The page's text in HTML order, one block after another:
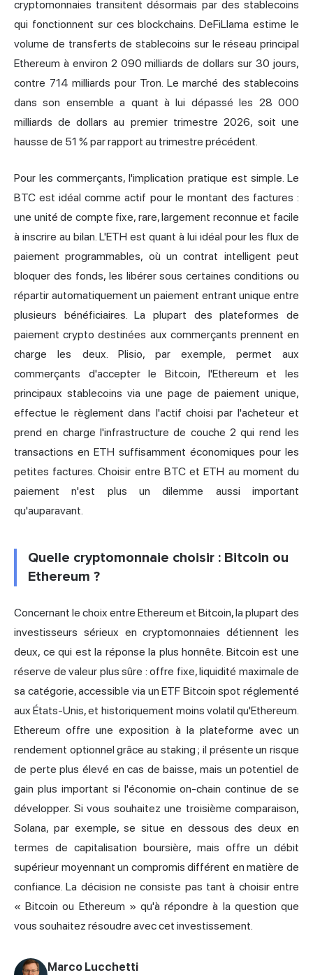
cryptomonnaies transitent désormais par des stablecoins
qui fonctionnent sur ces blockchains. DeFiLlama estime le
volume de transferts de stablecoins sur le réseau principal
Ethereum à environ 2 090 milliards de dollars sur 30 jours,
contre 714 milliards pour Tron. Le marché des stablecoins
dans son ensemble a quant à lui dépassé les 28 000
milliards de dollars au premier trimestre 2026, soit une
hausse de 51 % par rapport au trimestre précédent.
Pour les commerçants, l'implication pratique est simple. Le
BTC est idéal comme actif pour le montant des factures :
une unité de compte fixe, rare, largement reconnue et facile
à inscrire au bilan. L'ETH est quant à lui idéal pour les flux de
paiement programmables, où un contrat intelligent peut
bloquer des fonds, les libérer sous certaines conditions ou
répartir automatiquement un paiement entrant unique entre
plusieurs bénéficiaires. La plupart des plateformes de
paiement crypto destinées aux commerçants prennent en
charge les deux. Plisio, par exemple, permet aux
commerçants d'accepter le Bitcoin, l'Ethereum et les
principaux stablecoins via une page de paiement unique,
effectue le règlement dans l'actif choisi par l'acheteur et
prend en charge l'infrastructure de couche 2 qui rend les
transactions en ETH suffisamment économiques pour les
petites factures. Choisir entre BTC et ETH au moment du
paiement n'est plus un dilemme aussi important
qu'auparavant.
Quelle cryptomonnaie choisir : Bitcoin ou
Ethereum ?
Concernant le choix entre Ethereum et Bitcoin, la plupart des
investisseurs sérieux en cryptomonnaies détiennent les
deux, ce qui est la réponse la plus honnête. Bitcoin est une
réserve de valeur plus sûre : offre fixe, liquidité maximale de
sa catégorie, accessible via un ETF Bitcoin spot réglementé
aux États-Unis, et historiquement moins volatil qu'Ethereum.
Ethereum offre une exposition à la plateforme avec un
rendement optionnel grâce au staking ; il présente un risque
de perte plus élevé en cas de baisse, mais un potentiel de
gain plus important si l'économie on-chain continue de se
développer. Si vous souhaitez une troisième comparaison,
Solana, par exemple, se situe en dessous des deux en
termes de capitalisation boursière, mais offre un débit
supérieur moyennant un compromis différent en matière de
confiance. La décision ne consiste pas tant à choisir entre
« Bitcoin ou Ethereum » qu'à répondre à la question que
vous souhaitez résoudre avec cet investissement.
Marco Lucchetti